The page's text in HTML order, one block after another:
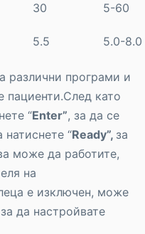
30 5-60
5.5 5.0-8.0
програми и
пациенти.След като
“Enter”, за да се
“Ready”, за
може да работите,
на
е изключен, може
да настройвате